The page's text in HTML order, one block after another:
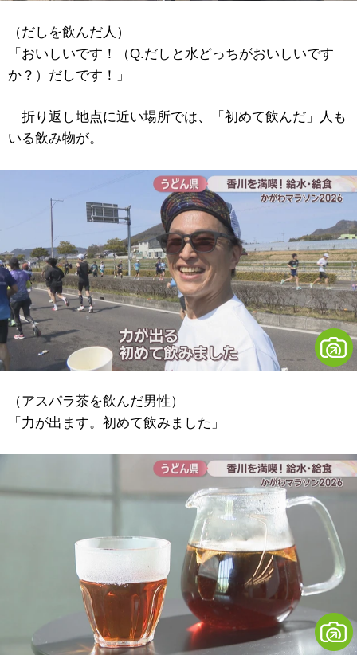
（だしを飲んだ人）
「おいしいです！（Q.だしと水どっちがおいしいです
か？）だしです！」
折り返し地点に近い場所では、「初めて飲んだ」人も
いる飲み物が。
（アスパラ茶を飲んだ男性）
「力が出ます。初めて飲みました」